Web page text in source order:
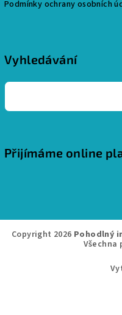
Podmínky ochrany osobních
Vyhledávání
Přijímáme online
Copyright 2026 Pohodlný
Všechna